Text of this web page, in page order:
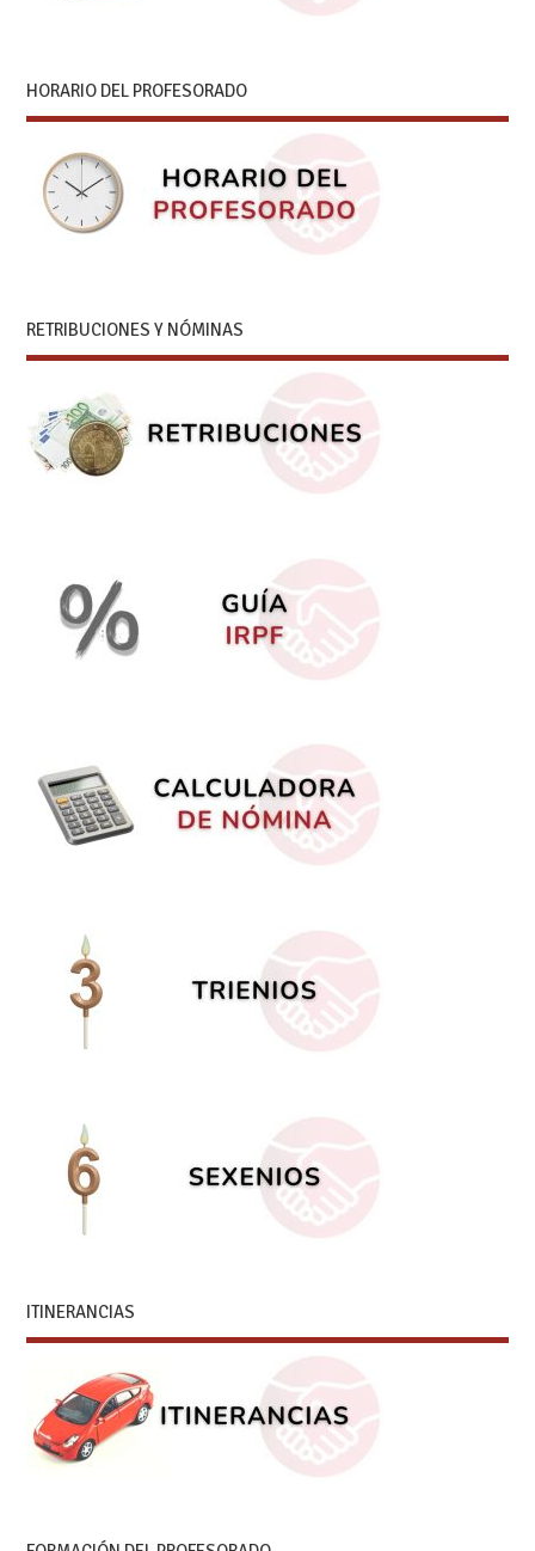
HORARIO DEL PROFESORADO
RETRIBUCIONES Y NÓMINAS
ITINERANCIAS